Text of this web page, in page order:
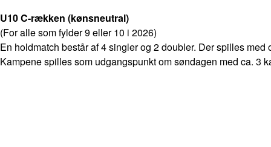
U10 C-rækken (kønsneutral)
(For alle som fylder 9 eller 10 i 2026)
En holdmatch består af 4 singler og 2 doubler. Der spilles
Kampene spilles som udgangspunkt om søndagen med ca. 3